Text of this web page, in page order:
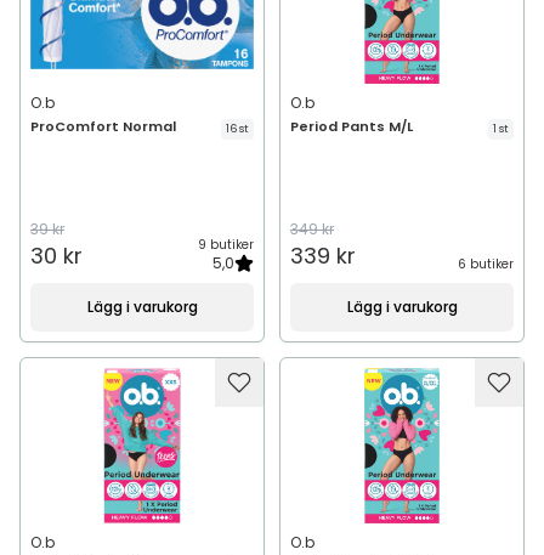
O.b
ProComfort Normal 16 st
39 kr
30 kr 9 butiker
5,0
Lägg i varukorg
O.b
Period Pants M/L 1 st
349 kr
339 kr 6 butiker
Lägg i varukorg
O.b O.b